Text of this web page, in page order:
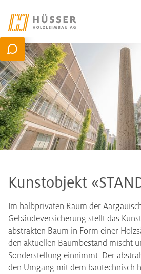
Kunstobjekt
Im halbprivaten Raum der
Gebäudeversicherung stellt das
abstrakten Baum in Form einer
den aktuellen Baumbestand mischt
Sonderstellung einnimmt. Der
den Umgang mit dem bautechnisch